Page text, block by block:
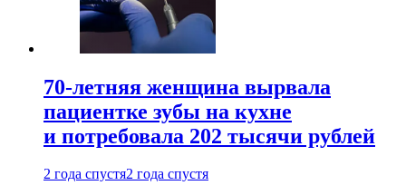
70-летняя женщина вырвала
пациентке зубы на кухне
и потребовала 202 тысячи рублей
2 года спустя2 года спустя